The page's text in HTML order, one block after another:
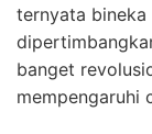
ternyata bineka
banget
mempengaruhi